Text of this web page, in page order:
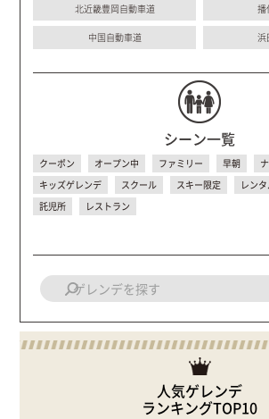
北近畿豊岡自動車道 播
中国自動車道 浜
シーン一覧
クーポン オープン中 ファミリー 早朝
キッズゲレンデ
スクール スキー限定 レン
託児所
レストラン
人気ゲレンデ
ランキングTOP10